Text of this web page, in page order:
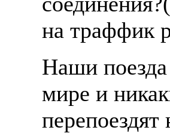
на траффик
Наши
мире и